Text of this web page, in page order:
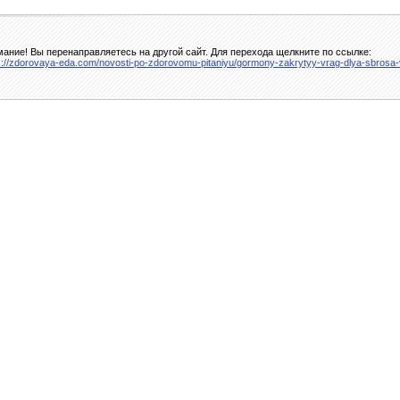
Вы перенаправляетесь на другой сайт. Для перехода щелкните по ссылке:
zdorovaya-eda.com/novosti-po-zdorovomu-pitaniyu/gormony-zakrytyy-vrag-dlya-